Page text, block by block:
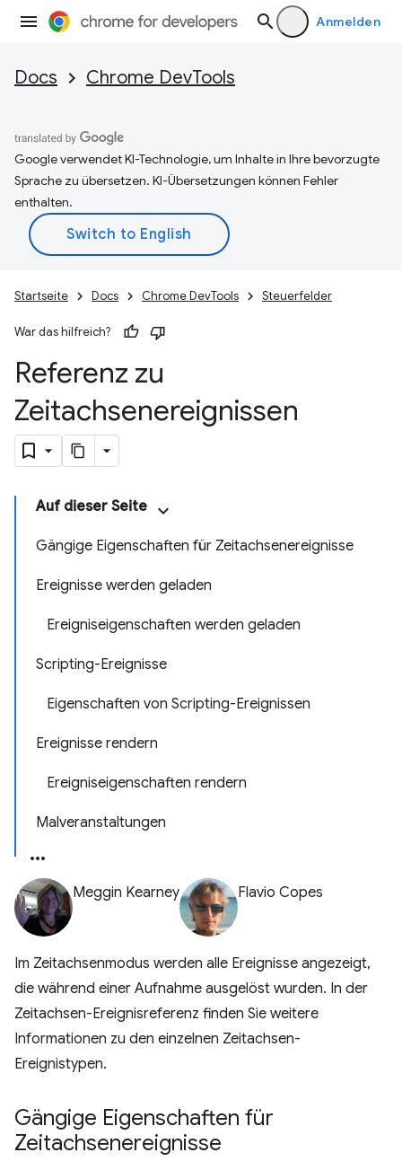
Anmelden
Docs Chrome DevTools
Google verwendet KI-Technologie, um Inhalte in Ihre bevorzugte
Sprache zu übersetzen. KI-Übersetzungen können Fehler
enthalten.
Startseite Docs Chrome DevTools Steuerfelder
War das hilfreich?
Referenz zu
Zeitachsenereignissen
Auf dieser Seite
Gängige Eigenschaften für Zeitachsenereignisse
Ereignisse werden geladen
Ereigniseigenschaften werden geladen
Scripting-Ereignisse
Eigenschaften von Scripting-Ereignissen
Ereignisse rendern
Ereigniseigenschaften rendern
Malveranstaltungen
Meggin Kearney Flavio Copes
Im Zeitachsenmodus werden alle Ereignisse angezeigt,
die während einer Aufnahme ausgelöst wurden. In der
Zeitachsen-Ereignisreferenz finden Sie weitere
Informationen zu den einzelnen Zeitachsen-
Ereignistypen.
Gängige Eigenschaften für
Zeitachsenereignisse